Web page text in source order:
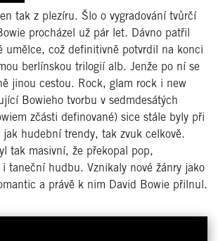
tak z plezíru. Šlo o vygradování tvůrčí
procházel už pár let. Dávno patřil
umělce, což definitivně potvrdil na konci
berlínskou trilogií alb. Jenže po ní se
jinou cestou. Rock, glam rock i new
Bowieho tvorbu v sedmdesátých
zčásti definované) sice stále byly při
jak hudební trendy, tak zvuk celkově.
tak masivní, že překopal pop,
taneční hudbu. Vznikaly nové žánry jako
a právě k nim David Bowie přilnul.